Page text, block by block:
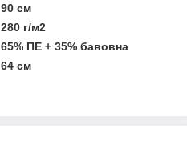
90 см
280 г/м2
65% ПЕ + 35% бавовна
64 см